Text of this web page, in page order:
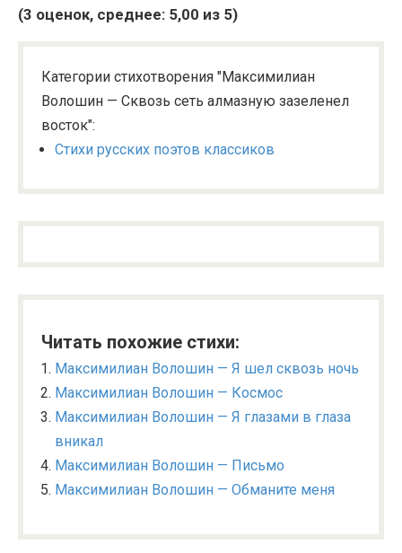
(3 оценок, среднее: 5,00 из 5)
Категории стихотворения "Максимилиан
Волошин — Сквозь сеть алмазную зазеленел
восток":
Стихи русских поэтов классиков
Читать похожие стихи:
Максимилиан Волошин — Я шел сквозь ночь
Максимилиан Волошин — Космос
Максимилиан Волошин — Я глазами в глаза
вникал
Максимилиан Волошин — Письмо
Максимилиан Волошин — Обманите меня